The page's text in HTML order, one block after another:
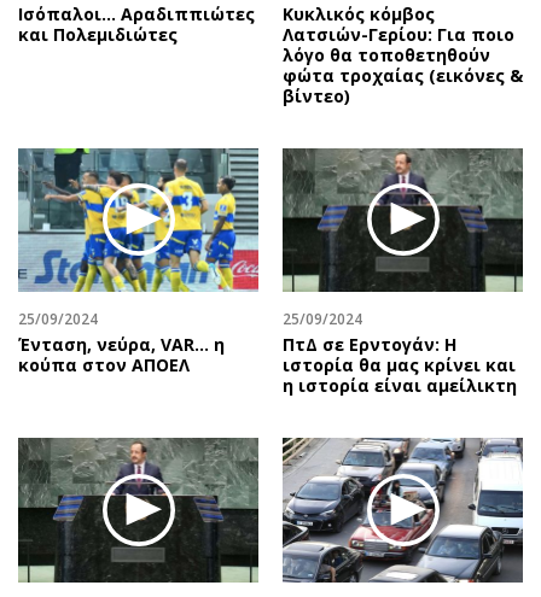
Ισόπαλοι… Αραδιππιώτες
και Πολεμιδιώτες
Κυκλικός κόμβος
Λατσιών-Γερίου: Για ποιο
λόγο θα τοποθετηθούν
φώτα τροχαίας (εικόνες &
βίντεο)
25/09/2024
Ένταση, νεύρα, VAR… η
κούπα στον ΑΠΟΕΛ
25/09/2024
ΠτΔ σε Ερντογάν: Η
ιστορία θα μας κρίνει και
η ιστορία είναι αμείλικτη